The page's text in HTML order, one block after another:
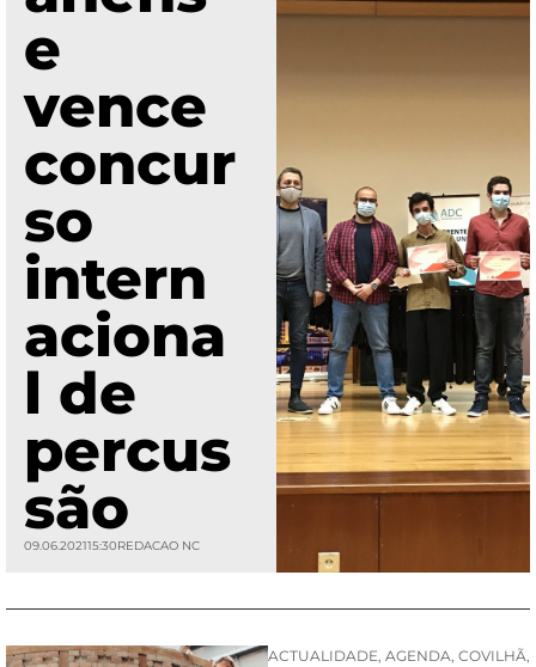
e
vence
concur
so
intern
aciona
l de
percus
são
09.06.202115:30REDACAO NC
ACTUALIDADE, AGENDA, COVILHÃ,